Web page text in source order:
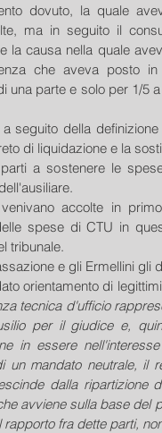
dovuto, la quale
ma in seguito il
la causa nella quale
che aveva posto
una parte e solo per 1/5
seguito della
di liquidazione e la
a sostenere le
accolte in
spese di CTU in
tribunale.
e gli Ermellini gli
orientamento di
tecnica d'ufficio
per il giudice e,
in essere
un mandato neutrale, il
dalla ripartizione
avviene sulla base del
fra dette parti,